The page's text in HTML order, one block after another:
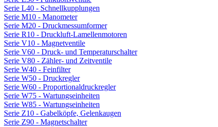
Serie L40 - Schnellkupplungen
Serie M10 - Manometer
Serie M20 - Druckmessumformer
Serie R10 - Druckluft-Lamellenmotoren
Serie V10 - Magnetventile
Serie V60 - Druck- und Temperaturschalter
Serie V80 - Zähler- und Zeitventile
Serie W40 - Feinfilter
Serie W50 - Druckregler
Serie W60 - Proportionaldruckregler
Serie W75 - Wartungseinheiten
Serie W85 - Wartungseinheiten
Serie Z10 - Gabelköpfe, Gelenkaugen
Serie Z90 - Magnetschalter